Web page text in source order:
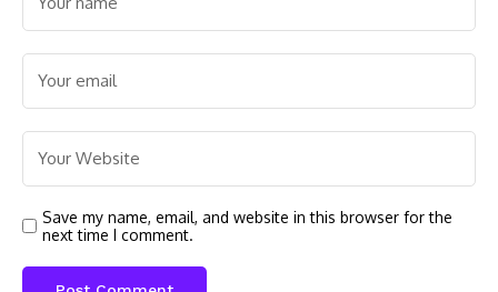
Save my name, email, and website in this browser for the
next time I comment.